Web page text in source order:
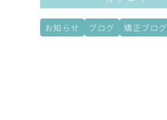
お知らせ ブログ 矯正ブログ